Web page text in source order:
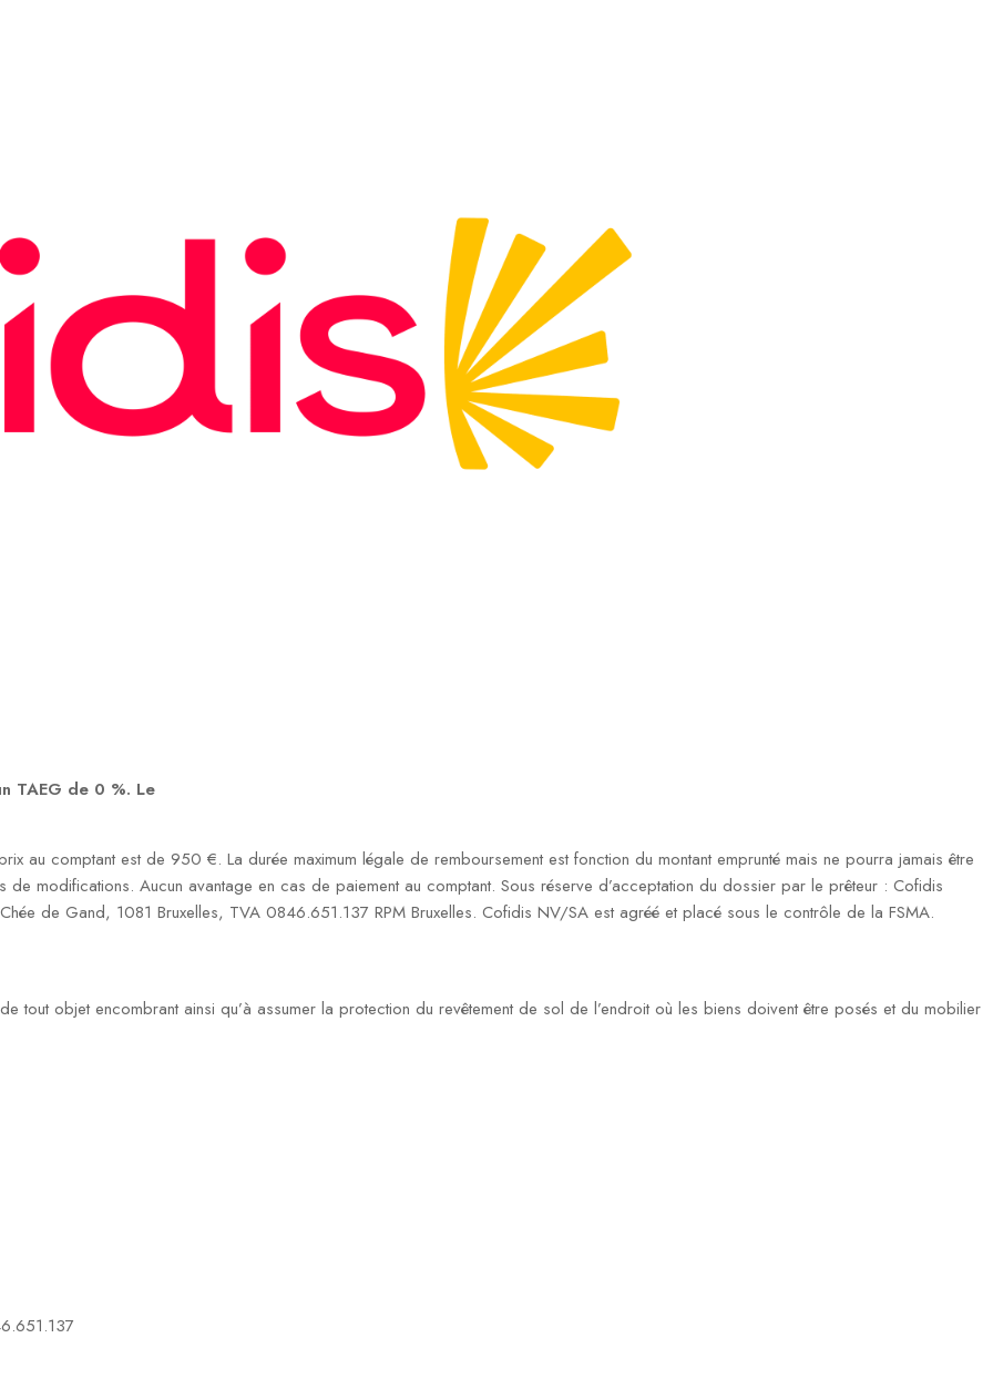
TAEG de 0 %. Le
au comptant est de 950 €. La durée maximum légale de remboursement est fonction du montant emprunté mais ne pourra jamais être
modifications. Aucun avantage en cas de paiement au comptant. Sous réserve d’acceptation du dossier par le prêteur : Cofidis
de Gand, 1081 Bruxelles, TVA 0846.651.137 RPM Bruxelles. Cofidis NV/SA est agréé et placé sous le contrôle de la FSMA.
tout objet encombrant ainsi qu’à assumer la protection du revêtement de sol de l’endroit où les biens doivent être posés et du mobilier